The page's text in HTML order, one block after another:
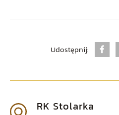
Udostępnij:
RK Stolarka